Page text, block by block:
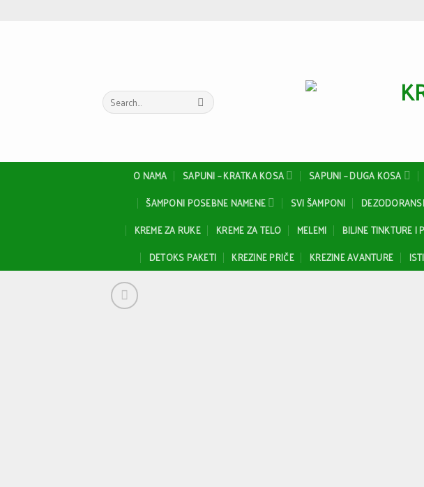
Search
for:
O NAMA SAPUNI – KRATKA KOSA SAPUNI – DUGA KOSA
ŠAMPONI POSEBNE NAMENE
SVI ŠAMPONI DEZODORANSI
KREME ZA RUKE
KREME ZA TELO MELEMI BILJNE TINKTURE I
DETOKS PAKETI
KREZINE PRIČE KREZINE AVANTURE